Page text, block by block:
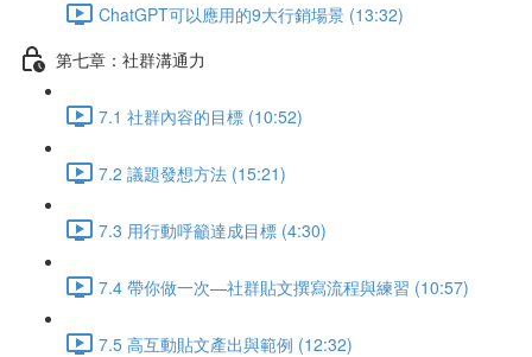
ChatGPT可以應用的9大行銷場景 (13:32)
第七章：社群溝通力
7.1 社群內容的目標 (10:52)
7.2 議題發想方法 (15:21)
7.3 用行動呼籲達成目標 (4:30)
7.4 帶你做一次—社群貼文撰寫流程與練習 (10:57)
7.5 高互動貼文產出與範例 (12:32)